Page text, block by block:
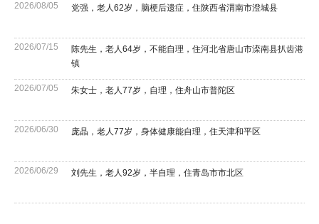
2026/08/05 党强，老人62岁，脑梗后遗症，住陕西省渭南市澄城县
2026/07/15
陈先生，老人64岁，不能自理，住河北省唐山市滦南县扒齿港
镇
2026/07/05 朱女士，老人77岁，自理，住舟山市普陀区
2026/06/30 庞晶，老人77岁，身体健康能自理，住天津和平区
2026/06/29 刘先生，老人92岁，半自理，住青岛市市北区